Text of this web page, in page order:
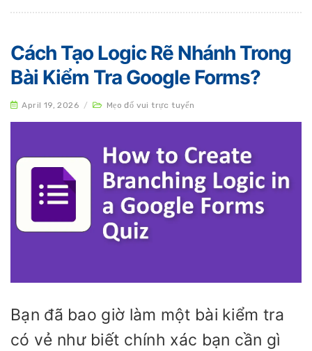
Cách Tạo Logic Rẽ Nhánh Trong
Bài Kiểm Tra Google Forms?
April 19, 2026 / Mẹo đố vui trực tuyến
Bạn đã bao giờ làm một bài kiểm tra
có vẻ như biết chính xác bạn cần gì